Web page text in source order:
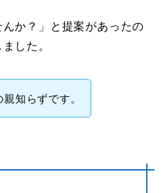
か？」と提案があったの
した。
知らずです。